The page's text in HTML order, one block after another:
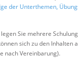
der Unterthemen,
Sie mehrere
sich zu den Inhalten
nach Vereinbarung).